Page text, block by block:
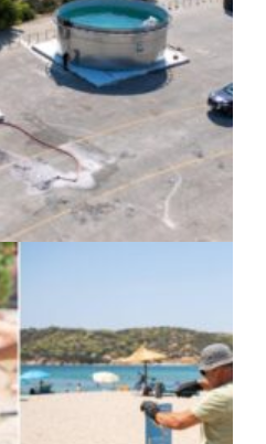
GRID: «Έξυπνο»
υδατοδεξαμενών